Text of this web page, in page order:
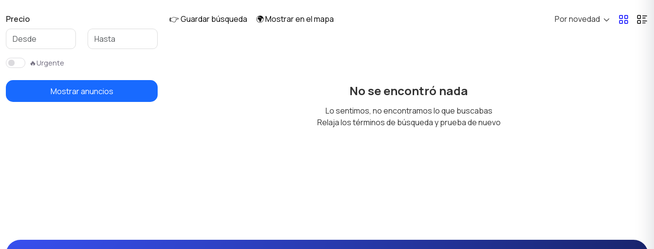
Precio
🔥Urgente
Mostrar anuncios
👉 Guardar búsqueda 🌍 Mostrar en el mapa Por novedad
No se encontró nada
Lo sentimos, no encontramos lo que buscabas
Relaja los términos de búsqueda y prueba de nuevo